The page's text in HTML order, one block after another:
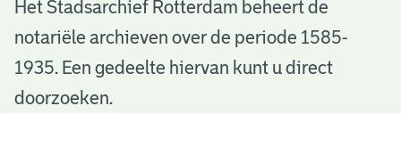
N
o
Het Stadsarchief Rotterdam beheert de
notariële archieven over de periode 1585-
1935. Een gedeelte hiervan kunt u direct
doorzoeken.